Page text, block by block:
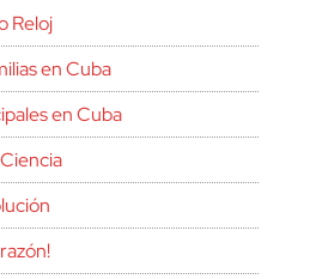
Reloj
en Cuba
en Cuba